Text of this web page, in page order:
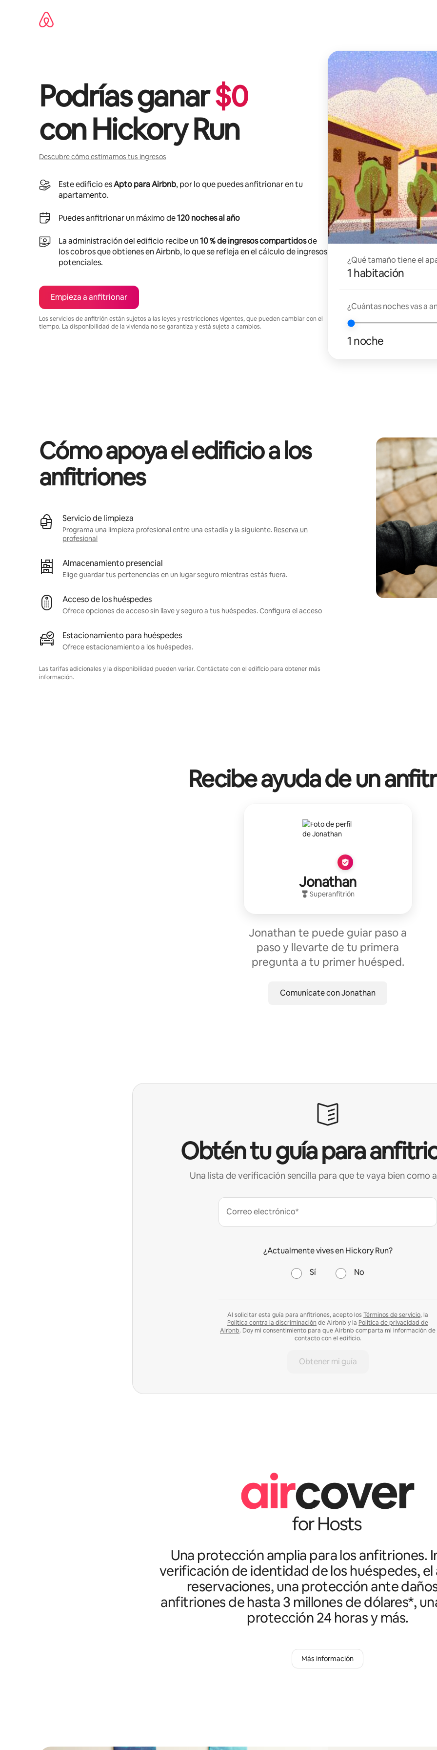
Podrías ganar$0
conHickory Run
Descubre cómo estimamos tus ingresos
Este edificio esApto para Airbnb, por lo que puedes anfitrionar en tu
apartamento.
Puedes anfitrionar un máximo de120 noches al año
La administración del edificio recibe un10 % de ingresos compartidosde
los cobros que obtienes en Airbnb, lo que se refleja en el cálculo de ingresos
potenciales.
Empieza a anfitrionar
Los servicios de anfitrión están sujetos a las leyes y restricciones vigentes, que pueden cambiar con el
tiempo. La disponibilidad de la vivienda no se garantiza y está sujeta a cambios.
¿Qué tamaño tiene el
1 habitación
¿Cuántas noches vas a
1 noche
Cómo apoya el edificio a los
anfitriones
Servicio de limpieza
Programa una limpieza profesional entre una estadía y la siguiente. Reserva un
profesional
Almacenamiento presencial
Elige guardar tus pertenencias en un lugar seguro mientras estás fuera.
Acceso de los huéspedes
Ofrece opciones de acceso sin llave y seguro a tus huéspedes.Configura el acceso
Estacionamiento para huéspedes
Ofrece estacionamiento a los huéspedes.
Las tarifas adicionales y la disponibilidad pueden variar. Contáctate con el edificio para obtener más
información.
Recibe ayuda de un
Jonathan
Superanfitrión
Jonathan te puede guiar paso a
paso y llevarte de tu primera
pregunta a tu primer huésped.
Comunícate con Jonathan
Obtén tu guía para
Una lista de verificación sencilla para que te vaya bien como
Correo electrónico*
¿Actualmente vives en Hickory Run?
Sí No
Al solicitar esta guía para anfitriones, acepto los Términos de servicio, la
Política contra la discriminación de Airbnb y la Política de privacidad de
Airbnb. Doy mi consentimiento para que Airbnb comparta mi información de
contacto con el edificio.
Obtener mi guía
Una protección amplia para los anfitriones.
verificación de identidad de los huéspedes, el
reservaciones, una protección ante
anfitriones de hasta 3 millones de dólares*,
protección 24 horas y más.
Más información